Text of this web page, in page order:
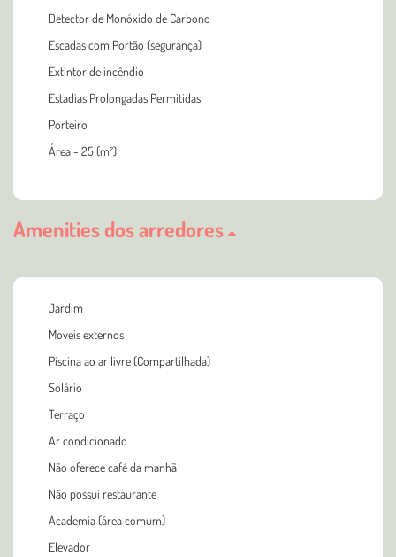
Detector de Monóxido de Carbono
Escadas com Portão (segurança)
Extintor de incêndio
Estadias Prolongadas Permitidas
Porteiro
Área - 25 (m²)
Amenities dos arredores
Jardim
Moveis externos
Piscina ao ar livre (Compartilhada)
Solário
Terraço
Ar condicionado
Não oferece café da manhã
Não possui restaurante
Academia (área comum)
Elevador